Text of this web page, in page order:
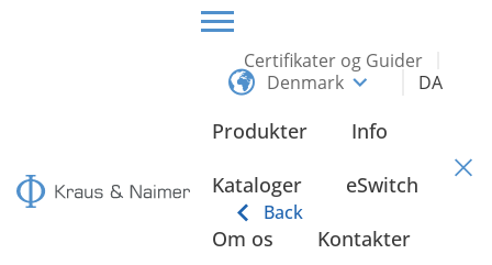
Certifikater og Guider
Denmark
DA
Produkter
Back
Info
Kataloger eSwitch
Om os Kontakter
Bygget for fremtiden: Det nye hovedkvarter i Wien